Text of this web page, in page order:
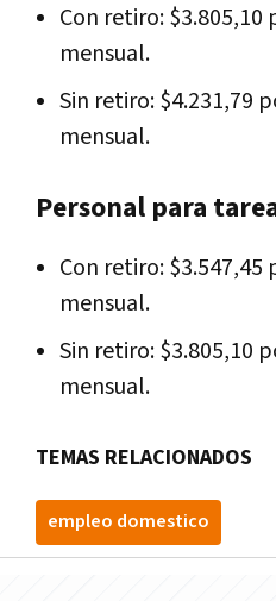
Con retiro: $3.805,10
mensual.
Sin retiro: $4.231,79
mensual.
Personal para
Con retiro: $3.547,45
mensual.
Sin retiro: $3.805,10
mensual.
TEMAS RELACIONADOS
empleo domestico